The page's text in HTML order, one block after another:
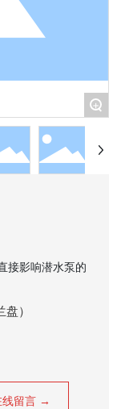
+
接影响潜水泵的
）
线留言 →